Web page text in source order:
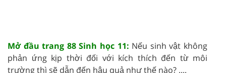
Mở đầu trang 88 Sinh học 11: Nếu sinh vật không
phản ứng kịp thời đối với kích thích đến từ môi
trường thì sẽ dẫn đến hậu quả như thế nào? ....